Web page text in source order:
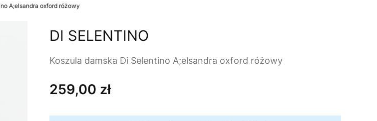
A;elsandra oxford różowy
DI SELENTINO
Koszula damska Di Selentino A;elsandra oxford różowy
Cena
259,00 zł